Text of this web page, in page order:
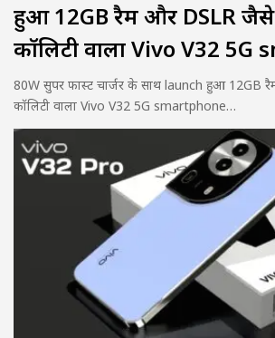
हुआ 12GB रैम और DSLR
कॉलिटी वाला Vivo V32
80W सुपर फास्ट चार्जर के साथ launch हुआ 12GB
कॉलिटी वाला Vivo V32 5G smartphone…